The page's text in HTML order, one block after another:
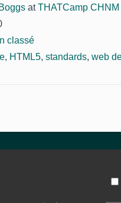
atTHATCamp
classé
, HTML5, standards, web